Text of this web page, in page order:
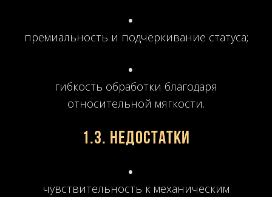
премиальность и подчеркивание статуса;
гибкость обработки благодаря
относительной мягкости.
1.3. Недостатки
чувствительность к механическим